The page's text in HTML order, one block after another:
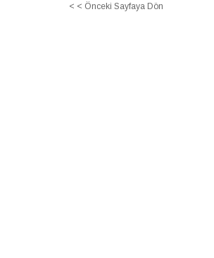
< < Önceki Sayfaya Dön